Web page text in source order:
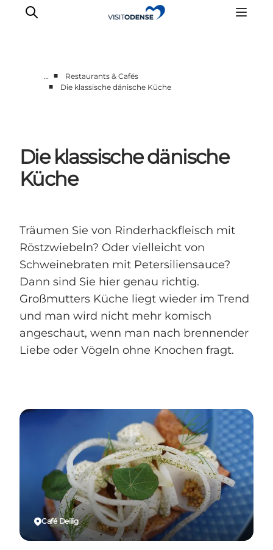
Inspiration
… ■
Restaurants & Cafés
■
Die klassische dänische Küche
Die klassische dänische
Küche
Träumen Sie von Rinderhackfleisch mit
Röstzwiebeln? Oder vielleicht von
Schweinebraten mit Petersiliensauce?
Dann sind Sie hier genau richtig.
Großmutters Küche liegt wieder im Trend
und man wird nicht mehr komisch
angeschaut, wenn man nach brennender
Liebe oder Vögeln ohne Knochen fragt.
Café Deilig